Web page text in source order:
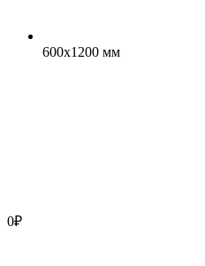
600x1200 мм
0₽